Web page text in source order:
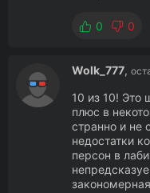
0 0
Wolk_777,
10 из 10! Это
плюс в
странно и не
недостатки
персон в